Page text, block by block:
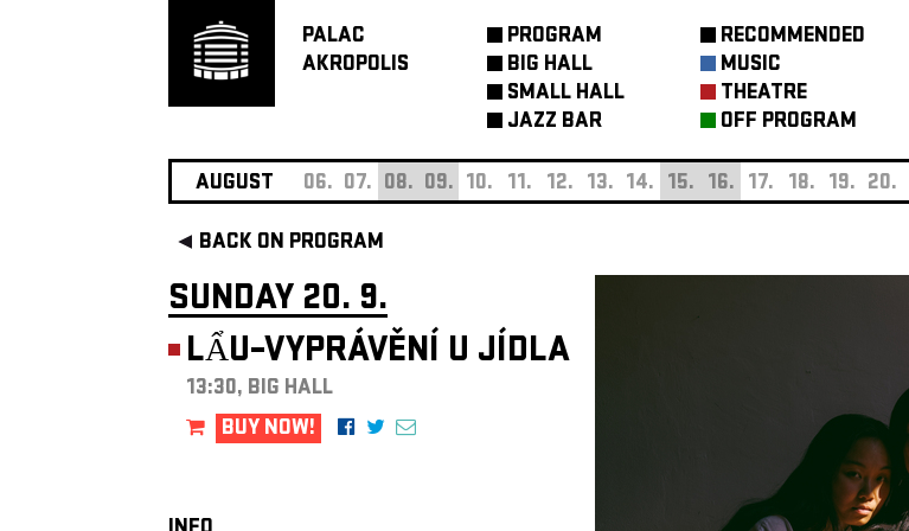
PALAC
AKROPOLIS
PROGRAM
BIG HALL
SMALL HALL
JAZZ BAR
RECOMMENDED
MUSIC
THEATRE
OFF PROGRAM
AUGUST 06. 07. 08. 09. 10. 11. 12. 13. 14. 15. 16. 17. 18. 19. 20.
BACK ON PROGRAM
SUNDAY 20. 9.
LẨU–VYPRÁVĚNÍ U JÍDLA
13:30, BIG HALL
BUY NOW!